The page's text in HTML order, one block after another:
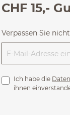
CHF 15,-
Verpassen Sie
Ich habe die
ihnen